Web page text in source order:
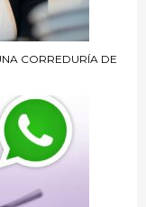
CORREDURÍA DE